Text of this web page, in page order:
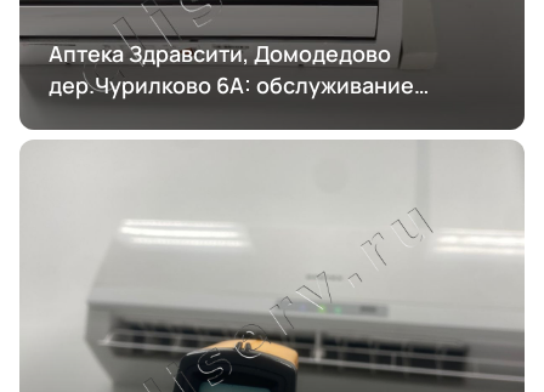
Аптека Здравсити, Домодедово
дер.Чурилково 6А: обслуживание